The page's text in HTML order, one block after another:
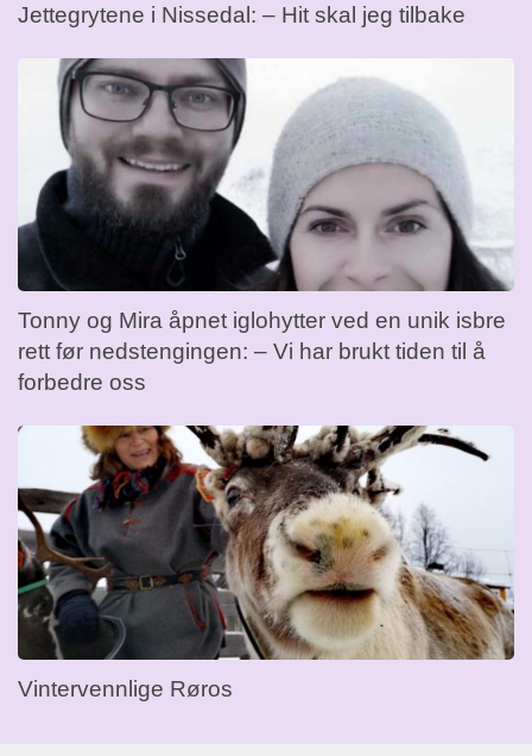
Jettegrytene i Nissedal: – Hit skal jeg tilbake
Tonny og Mira åpnet iglohytter ved en unik isbre
rett før nedstengingen: – Vi har brukt tiden til å
forbedre oss
Vintervennlige Røros